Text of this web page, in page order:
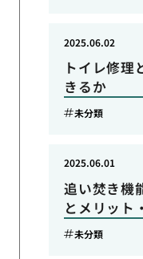
トイレ修理
きるか
2025.06.02
未分類
追い焚き機
とメリット
2025.06.01
未分類